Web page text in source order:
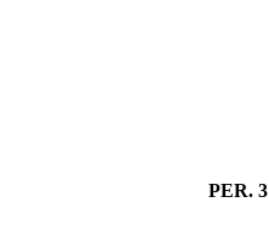
PER. 3